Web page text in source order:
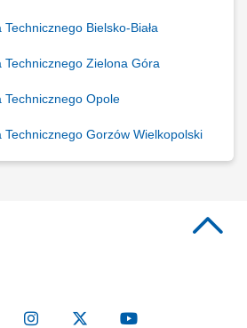
Bielsko-Biała
Technicznego Zielona Góra
Technicznego Opole
Gorzów Wielkopolski